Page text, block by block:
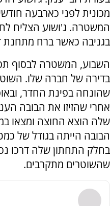
מכונית לפני כארבעה
המשטרה. ג'ושוע הצליח
בגניבה כאשר ברח מתחנת
השבוע, המשטרה לבסוף
בדירה של חברה שלו.
שהונחה בפינת החדר,
אחרי שהזיזו את הבובה
שלה הוצא החוצה ומצאו
הבובה הייתה בגודל של
בחלק התחתון שלה דרכו
שהשוטרים מתקרבים.